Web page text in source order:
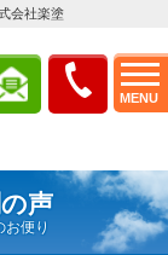
MENU
会社楽塗
声
便り